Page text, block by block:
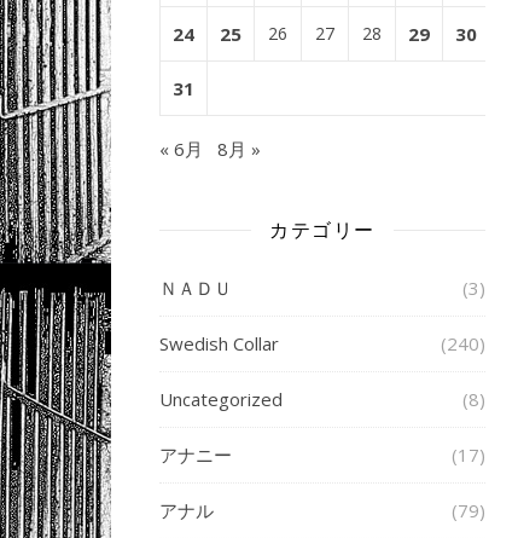
24 25 26 27 28 29 30
31
« 6月 8月 »
カテゴリー
ＮＡＤＵ (3)
Swedish Collar (240)
Uncategorized (8)
アナニー (17)
アナル (79)